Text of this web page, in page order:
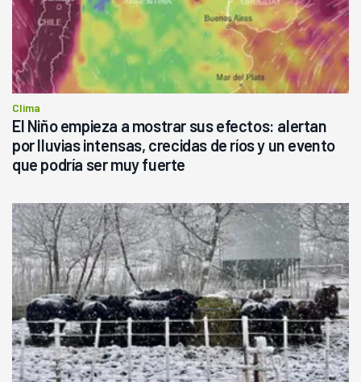
Clima
El Niño empieza a mostrar sus efectos: alertan
por lluvias intensas, crecidas de ríos y un evento
que podría ser muy fuerte